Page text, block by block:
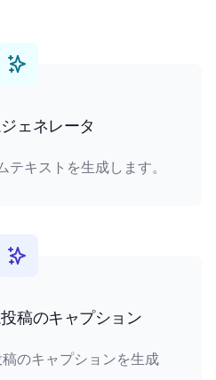
ェネレータ
テキストを生成します。
稿のキャプション
のキャプションを生成